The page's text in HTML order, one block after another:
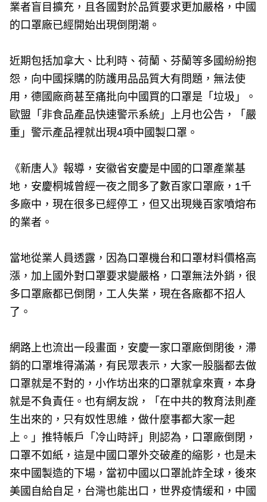
業者盲目擴充，且各國對於品質要求更加嚴格，中國
的口罩廠已經開始出現倒閉潮。
近期包括加拿大、比利時、荷蘭、芬蘭等多國紛紛抱
怨，向中國採購的防護用品品質大有問題，無法使
用，德國廠商甚至痛批向中國買的口罩是「垃圾」。
歐盟「非食品產品快速警示系統」上月也公告，「嚴
重」警示產品裡就出現4項中國製口罩。
《新唐人》報導，安徽省安慶是中國的口罩產業基
地，安慶桐城曾經一夜之間多了數百家口罩廠，1千
多廠中，現在很多已經停工，但又出現幾百家噴熔布
的業者。
當地從業人員透露，因為口罩機台和口罩材料價格高
漲，加上國外對口罩要求變嚴格，口罩無法外銷，很
多口罩廠都已倒閉，工人失業，現在各廠都不招人
了。
網路上也流出一段畫面，安慶一家口罩廠倒閉後，滯
銷的口罩堆得滿滿，有民眾表示，大家一股腦都去做
口罩就是不對的，小作坊出來的口罩就拿來賣，本身
就是不負責任。也有網友說，「在中共的教育法則產
生出來的，只有奴性思維，做什麼事都大家一起
上。」推特帳戶「冷山時評」則認為，口罩廠倒閉，
口罩不如紙，這是中國口罩外交破產的縮影，也是未
來中國製造的下場，當初中國以口罩訛詐全球，後來
美國自給自足，台灣也能出口，世界疫情缓和，中國